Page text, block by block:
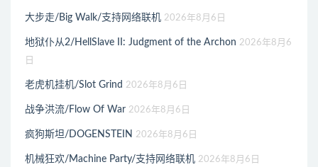
大步走/Big Walk/支持网络联机 2026年8月6日
地狱仆从2/HellSlave II: Judgment of the Archon 2026年8月6
日
老虎机挂机/Slot Grind 2026年8月6日
战争洪流/Flow Of War 2026年8月6日
疯狗斯坦/DOGENSTEIN 2026年8月6日
机械狂欢/Machine Party/支持网络联机 2026年8月6日